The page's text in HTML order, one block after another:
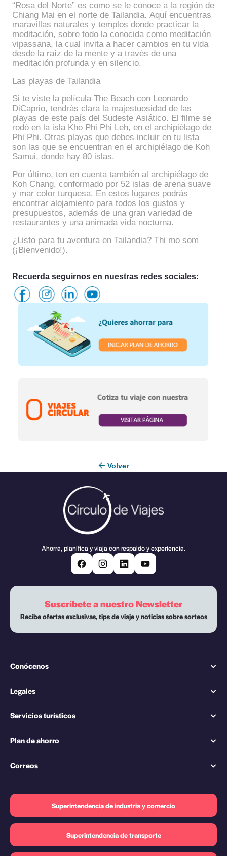
“Rosa del Norte” es como se le conoce a la región de
Chiang Mai en el norte de Tailandia. Aquí encuentras
maravillas naturales y templos donde practicar la
meditación, sobre todo la conocida como meditación
vipassana, la cual invita a hacer cambios en tu vida
desde la raíz de la mente y a través de una
meditación profunda y en silencio.
Las playas de Tailandia
Si te viste la película The Beach con Leonardo
DiCaprio, tendrás clara la majestuosidad de las
playas de este país del Sudeste Asiático. El filme se
rodó en la isla Kho Phi Phi Leh, en el archipiélago de
Phi Phi. Otras playas que debes incluir en tu lista
son las que se encuentran en el archipiélago de Koh
Samui, donde hay 80 islas.
Por último, ten en cuenta también al archipiélago de
Koh Chang, conformado por 52 islas de arena suave
y mar color turquesa. En estos lugares podrás
encontrar alojamiento para todos los gustos y
presupuestos, además de una gran variedad de
restaurantes y una animada vida nocturna.
¿Listo para tu aventura en Tailandia? Thi mo som
(¡Bienvenido!).
Recuerda seguirnos en nuestras redes sociales:
Volver
Ahorra, planifica y viaja con respaldo y experiencia.
Suscríbete a nuestro Newsletter
Recibe ofertas exclusivas, tips de viaje y noticias sobre sorteos
Conócenos
Legales
Servicios turísticos
Plan de ahorro
Correos
Superintendencia de industria y comercio
Superintendencia de transporte